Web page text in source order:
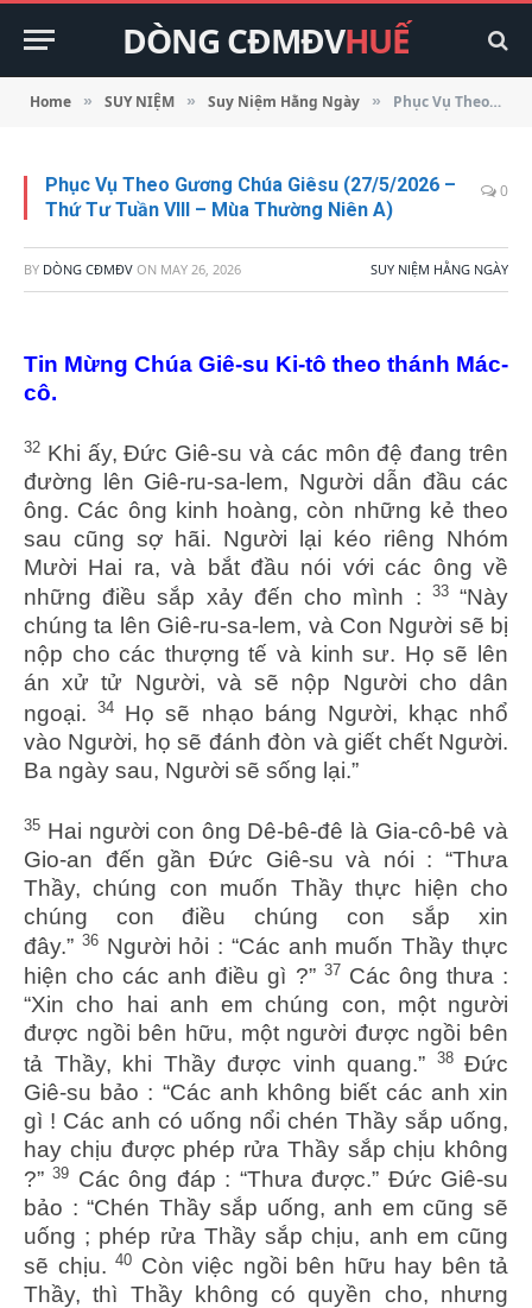
DÒNG CĐMĐVHUẾ
Home » SUY NIỆM » Suy Niệm Hằng Ngày » Phục Vụ Theo Gương Chúa Giêsu (27/5/2026 – Thứ Tư Tuần VIII – Mùa Thường Niên A)
Phục Vụ Theo Gương Chúa Giêsu (27/5/2026 –
Thứ Tư Tuần VIII – Mùa Thường Niên A)
0
BY DÒNG CĐMĐV ON MAY 26, 2026 SUY NIỆM HẰNG NGÀY
Tin Mừng Chúa Giê-su Ki-tô theo thánh Mác-
cô.
32 Khi ấy, Đức Giê-su và các môn đệ đang trên
đường lên Giê-ru-sa-lem, Người dẫn đầu các
ông. Các ông kinh hoàng, còn những kẻ theo
sau cũng sợ hãi. Người lại kéo riêng Nhóm
Mười Hai ra, và bắt đầu nói với các ông về
những điều sắp xảy đến cho mình :
33“Này
chúng ta lên Giê-ru-sa-lem, và Con Người sẽ bị
nộp cho các thượng tế và kinh sư. Họ sẽ lên
án xử tử Người, và sẽ nộp Người cho dân
ngoại.34
Họ sẽ nhạo báng Người, khạc nhổ
vào Người, họ sẽ đánh đòn và giết chết Người.
Ba ngày sau, Người sẽ sống lại.”
35 Hai người con ông Dê-bê-đê là Gia-cô-bê và
Gio-an đến gần Đức Giê-su và nói : “Thưa
Thầy, chúng con muốn Thầy thực hiện cho
chúng con điều chúng con sắp xin
đây.” 36Người hỏi : “Các anh muốn Thầy thực
hiện cho các anh điều gì ?” 37 Các ông thưa :
“Xin cho hai anh em chúng con, một người
được ngồi bên hữu, một người được ngồi bên
tả Thầy, khi Thầy được vinh quang.”
38Đức
Giê-su bảo : “Các anh không biết các anh xin
gì ! Các anh có uống nổi chén Thầy sắp uống,
hay chịu được phép rửa Thầy sắp chịu không
?”39 Các ông đáp : “Thưa được.” Đức Giê-su
bảo : “Chén Thầy sắp uống, anh em cũng sẽ
uống ; phép rửa Thầy sắp chịu, anh em cũng
sẽ chịu. 40 Còn việc ngồi bên hữu hay bên tả
Thầy, thì Thầy không có quyền cho, nhưng